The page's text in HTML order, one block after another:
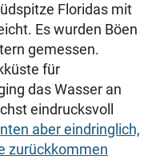
Floridas mit
Es wurden Böen
gemessen.
für
das Wasser an
eindrucksvoll
aber eindringlich,
zurückkommen